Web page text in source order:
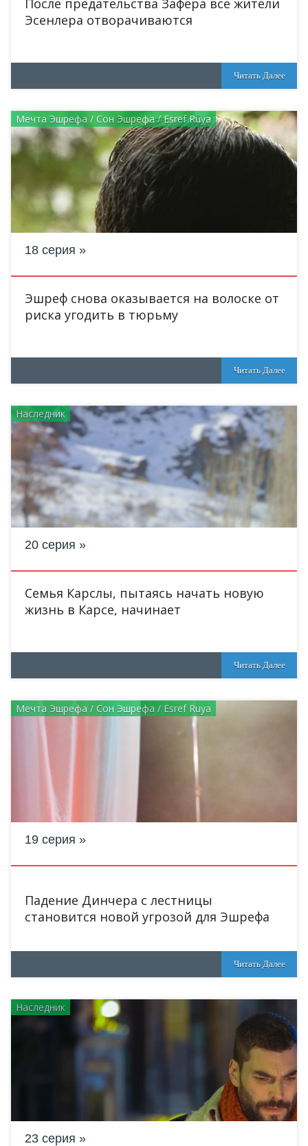
После предательства Зафера все жители
Эсенлера отворачиваются
Читать Далее
Мечта Эшрефа / Сон Эшрефа / Esref Ruya
18 серия
Эшреф снова оказывается на волоске от
риска угодить в тюрьму
Читать Далее
Наследник
20 серия
Семья Карслы, пытаясь начать новую
жизнь в Карсе, начинает
Читать Далее
Мечта Эшрефа / Сон Эшрефа / Esref Ruya
19 серия
Падение Динчера с лестницы
становится новой угрозой для Эшрефа
Читать Далее
Наследник
23 серия